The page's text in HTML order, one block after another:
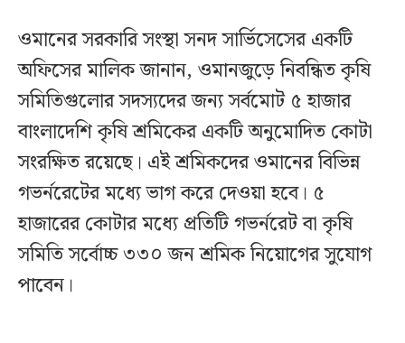
ওমানের সরকারি সংস্থা সনদ সার্ভিসেসের একটি
অফিসের মালিক জানান, ওমানজুড়ে নিবন্ধিত কৃষি
সমিতিগুলোর সদস্যদের জন্য সর্বমোট ৫ হাজার
বাংলাদেশি কৃষি শ্রমিকের একটি অনুমোদিত কোটা
সংরক্ষিত রয়েছে। এই শ্রমিকদের ওমানের বিভিন্ন
গভর্নরেটের মধ্যে ভাগ করে দেওয়া হবে। ৫
হাজারের কোটার মধ্যে প্রতিটি গভর্নরেট বা কৃষি
সমিতি সর্বোচ্চ ৩৩০ জন শ্রমিক নিয়োগের সুযোগ
পাবেন।